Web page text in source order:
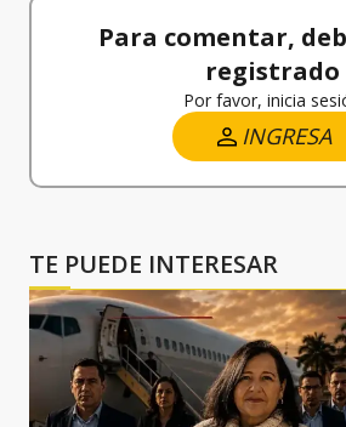
Para comentar,
registrado
Por favor, inicia
INGRESA
TE PUEDE INTERESAR